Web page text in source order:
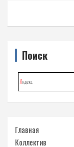
Поиск
Главная
Коллектив